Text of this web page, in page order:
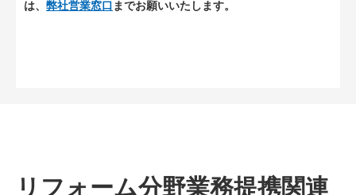
は、 弊社営業窓口 までお願いいたします。
リフォーム分野業務提携関連